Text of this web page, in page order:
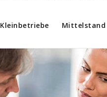
Kleinbetriebe Mittelstand